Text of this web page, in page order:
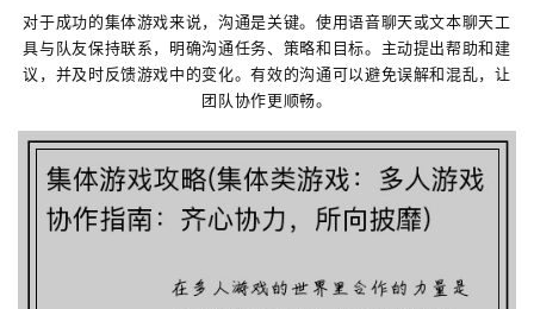
对于成功的集体游戏来说，沟通是关键。使用语音聊天或文本聊天工
具与队友保持联系，明确沟通任务、策略和目标。主动提出帮助和建
议，并及时反馈游戏中的变化。有效的沟通可以避免误解和混乱，让
团队协作更顺畅。